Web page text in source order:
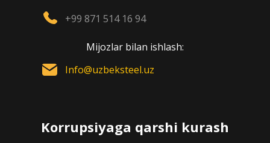
+99 871 514 16 94
Mijozlar bilan ishlash:
Info@uzbeksteel.uz
Korrupsiyaga qarshi kurash